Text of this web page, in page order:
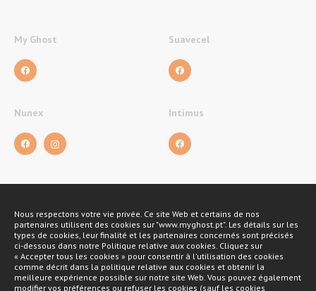
My Ghost Suavecel
Nunex Intimus
Méthodes de payement
Nous respectons votre vie privée. Ce site Web et certains de nos
partenaires utilisent des cookies sur "www.myghost.pt". Les détails sur les
types de cookies, leur finalité et les partenaires concernés sont précisés
ci-dessous dans notre Politique relative aux cookies. Cliquez sur
« Accepter tous les cookies » pour consentir à l'utilisation des cookies
comme décrit dans la politique relative aux cookies et obtenir la
meilleure expérience possible sur notre site Web. Vous pouvez également
modifier vos préférences ou refuser les cookies (sauf les cookies